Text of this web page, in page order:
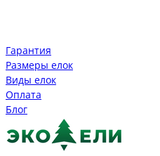
Гарантия
Размеры елок
Виды елок
Оплата
Блог